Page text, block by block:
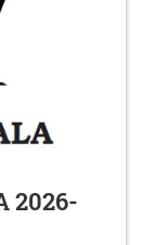
2026-